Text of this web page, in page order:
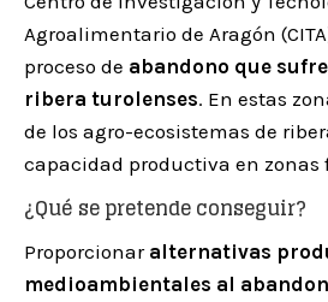
Agroalimentario de Aragón
proceso de abandono que
ribera turolenses. En estas
de los agro-ecosistemas de
capacidad productiva en zonas
¿Qué se pretende conseguir?
Proporcionar alternativas
medioambientales al